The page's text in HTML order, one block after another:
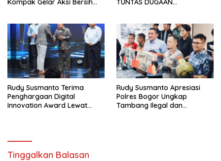
Kompak Gelar Aksi Bersih
TUNTAS DUGAAN
Rudy Susmanto Terima
Penghargaan Digital
Innovation Award Lewat
Rudy Susmanto Apresiasi
Polres Bogor Ungkap
Tambang Ilegal dan
Tinggalkan Balasan